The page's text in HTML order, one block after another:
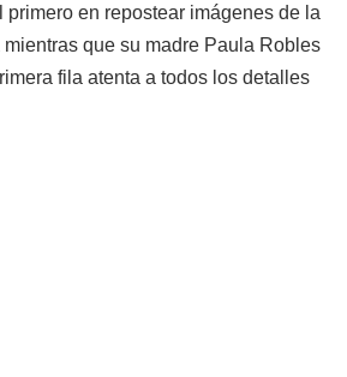
primero en repostear imágenes de la
que su madre Paula Robles
fila atenta a todos los detalles